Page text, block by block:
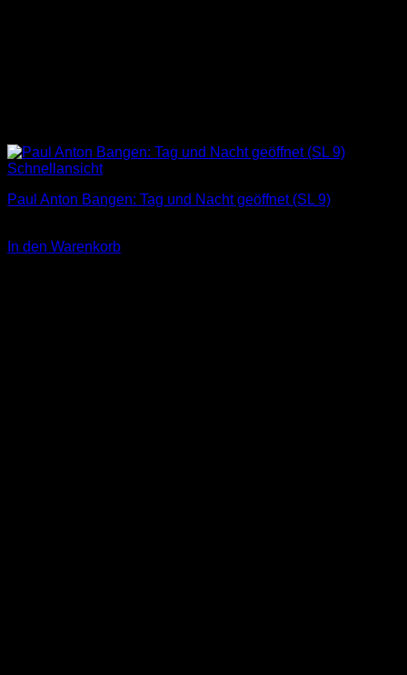
Schnellansicht
Paul Anton Bangen: Tag und Nacht geöffnet (SL 9)
In den Warenkorb